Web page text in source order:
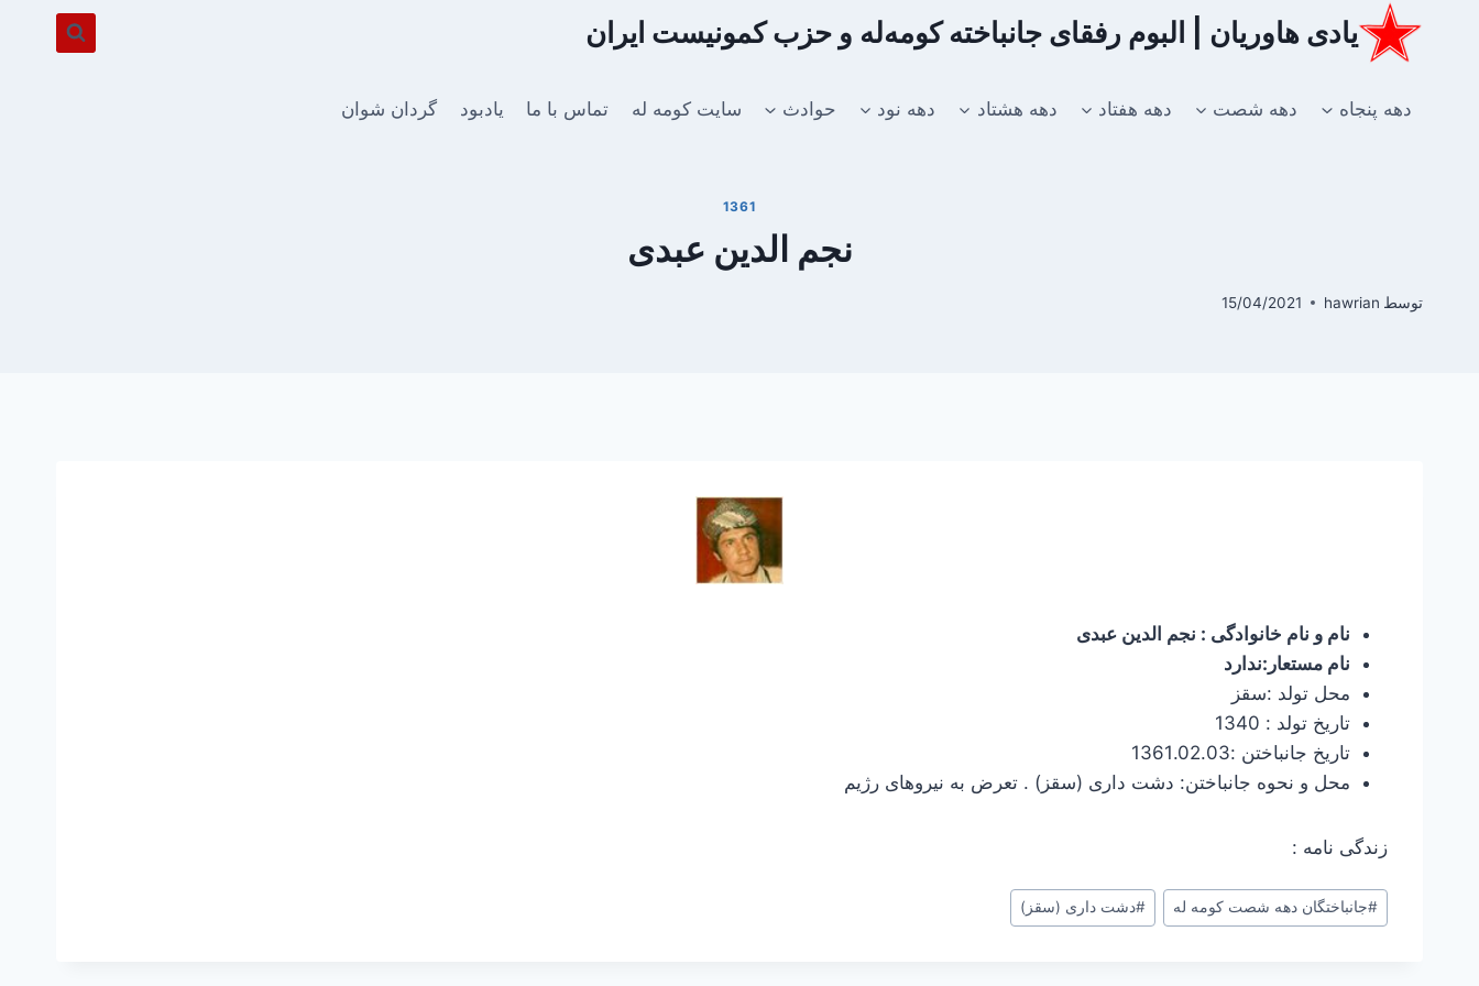
یادی هاوریان | البوم رفقای جانباخته کومه‌له و حزب کمونیست ایران
دهه پنجاه دهه شصت دهه هفتاد دهه هشتاد دهه نود حوادث سایت کومه له تماس با ما یادبود گردان شوان
1361
نجم الدین عبدی
توسط hawrian
15/04/2021
نام و نام خانوادگی : نجم الدین عبدی
نام مستعار:ندارد
محل تولد :سقز
تاریخ تولد : 1340
تاریخ جانباختن :1361.02.03
محل و نحوه جانباختن: دشت داری (سقز) . تعرض به نیروهای رژیم
زندگی نامه :
برچسب‌های
نوشته:
#جانباختگان دهه شصت کومه له #دشت داری (سقز)